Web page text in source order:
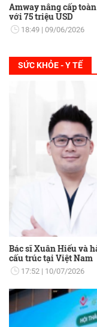
Amway nâng cấp
với 75 triệu USD
18:49 09/06/2026
SỨC KHỎE - Y TẾ
Bác sĩ Xuân Hiếu và
cấu trúc tại Việt Nam
17:52 10/07/2026